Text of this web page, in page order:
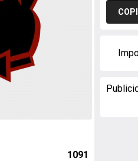
1091